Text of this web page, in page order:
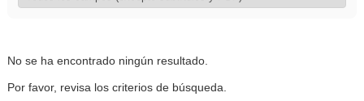
No se ha encontrado ningún resultado.
Por favor, revisa los criterios de búsqueda.